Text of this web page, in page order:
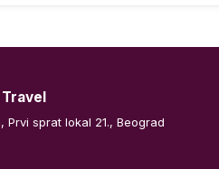
Prvi sprat lokal 21., Beograd